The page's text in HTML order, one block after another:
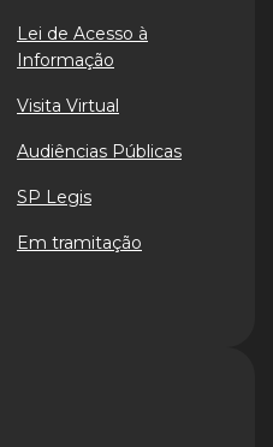
Lei de Acesso à
Informação
Visita Virtual
Audiências Públicas
SP Legis
Em tramitação